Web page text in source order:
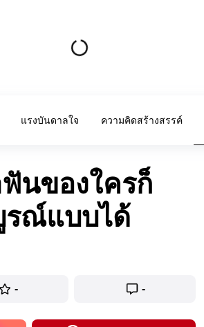
แรงบันดาลใจ ความคิดสร้างสรรค์
นของใครก็
รณ์แบบได้
- -